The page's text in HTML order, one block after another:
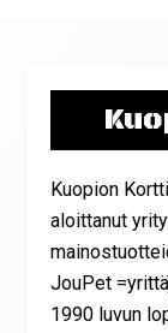
Kuopion
aloittanut
JouPet
1990 luvun